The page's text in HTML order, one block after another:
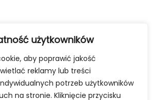
użytkowników
aby poprawić jakość
reklamy lub treści
potrzeb użytkowników
na stronie. Kliknięcie przycisku